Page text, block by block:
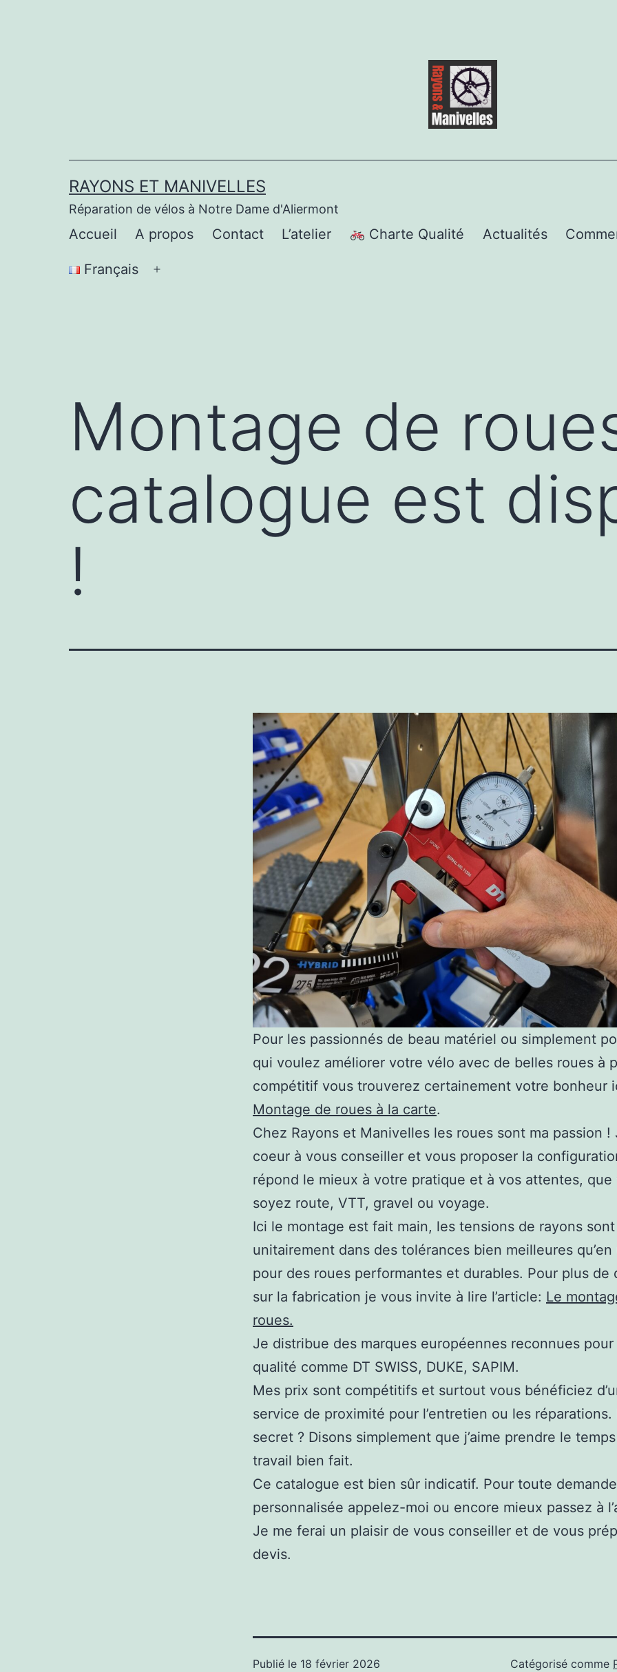
RAYONS ET MANIVELLES
Réparation de vélos à Notre Dame d'Aliermont
Accueil A propos Contact L’atelier Charte Qualité Actualités
Français
Montage de
catalogue est
!
Pour les passionnés de beau matériel ou simplement
qui voulez améliorer votre vélo avec de belles roues à
compétitif vous trouverez certainement votre bonheur
Montage de roues à la carte.
Chez Rayons et Manivelles les roues sont ma passion !
coeur à vous conseiller et vous proposer la
répond le mieux à votre pratique et à vos attentes, que
soyez route, VTT, gravel ou voyage.
Ici le montage est fait main, les tensions de rayons
unitairement dans des tolérances bien meilleures qu’en
pour des roues performantes et durables. Pour plus de
sur la fabrication je vous invite à lire l’article: Le
roues.
Je distribue des marques européennes reconnues
qualité comme DT SWISS, DUKE, SAPIM.
Mes prix sont compétitifs et surtout vous bénéficiez
service de proximité pour l’entretien ou les réparations.
secret ? Disons simplement que j’aime prendre le
travail bien fait.
Ce catalogue est bien sûr indicatif. Pour toute demande
personnalisée appelez-moi ou encore mieux passez à
Je me ferai un plaisir de vous conseiller et de vous
devis.
Publié le 18 février 2026
Catégorisé comme